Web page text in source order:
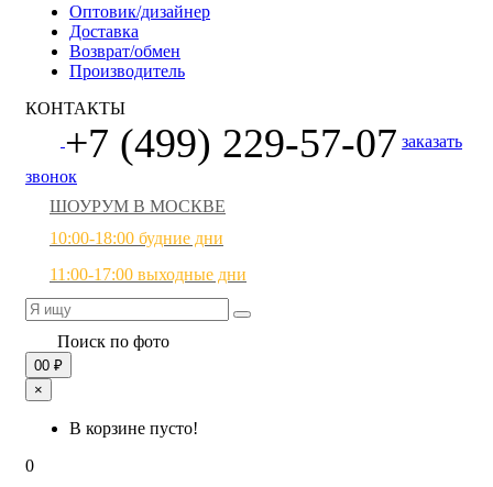
Оптовик/дизайнер
Доставка
Возврат/обмен
Производитель
КОНТАКТЫ
+7 (499) 229-57-07 заказать
звонок
ШОУРУМ В МОСКВЕ
10:00-18:00 будние дни
11:00-17:00 выходные дни
Поиск по фото
00 ₽
×
В корзине пусто!
0